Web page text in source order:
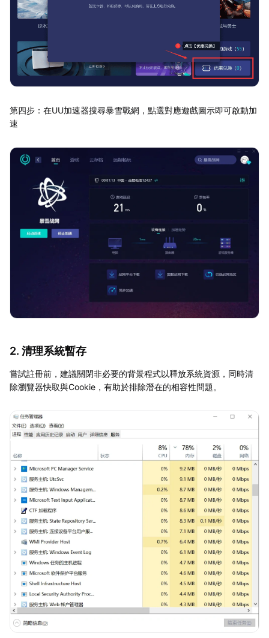
第四步：在UU加速器搜尋暴雪戰網，點選對應遊戲圖示即可啟動加
速
2. 清理系統暫存
嘗試註冊前，建議關閉非必要的背景程式以釋放系統資源，同時清
除瀏覽器快取與Cookie，有助於排除潛在的相容性問題。